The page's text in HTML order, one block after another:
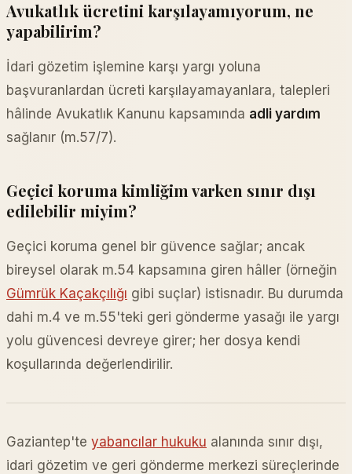
Avukatlık ücretini karşılayamıyorum, ne
yapabilirim?
İdari gözetim işlemine karşı yargı yoluna
başvuranlardan ücreti karşılayamayanlara, talepleri
hâlinde Avukatlık Kanunu kapsamında adli yardım
sağlanır (m.57/7).
Geçici koruma kimliğim varken sınır dışı
edilebilir miyim?
Geçici koruma genel bir güvence sağlar; ancak
bireysel olarak m.54 kapsamına giren hâller (örneğin
Gümrük Kaçakçılığı gibi suçlar) istisnadır. Bu durumda
dahi m.4 ve m.55'teki geri gönderme yasağı ile yargı
yolu güvencesi devreye girer; her dosya kendi
koşullarında değerlendirilir.
Gaziantep'te yabancılar hukuku alanında sınır dışı,
idari gözetim ve geri gönderme merkezi süreçlerinde